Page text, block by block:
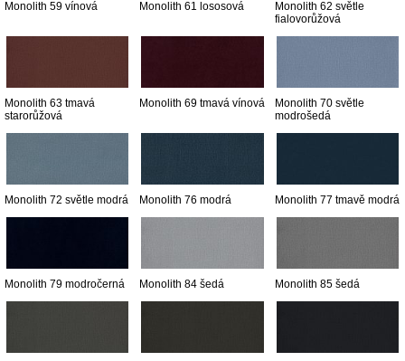
Monolith 59 vínová Monolith 61 lososová
Monolith 62 světle
fialovorůžová
Monolith 63 tmavá
starorůžová
Monolith 69 tmavá vínová
Monolith 70 světle
modrošedá
Monolith 72 světle modrá Monolith 76 modrá Monolith 77 tmavě modrá
Monolith 79 modročerná Monolith 84 šedá Monolith 85 šedá